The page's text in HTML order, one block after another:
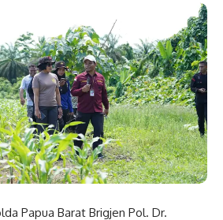
Papua Barat Brigjen Pol. Dr.